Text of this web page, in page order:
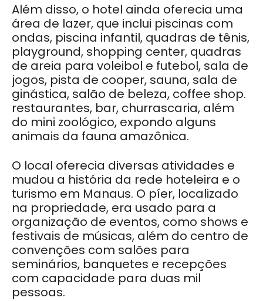
Além disso, o hotel ainda oferecia uma
área de lazer, que inclui piscinas com
ondas, piscina infantil, quadras de tênis,
playground, shopping center, quadras
de areia para voleibol e futebol, sala de
jogos, pista de cooper, sauna, sala de
ginástica, salão de beleza, coffee shop.
restaurantes, bar, churrascaria, além
do mini zoológico, expondo alguns
animais da fauna amazônica.
O local oferecia diversas atividades e
mudou a história da rede hoteleira e o
turismo em Manaus. O píer, localizado
na propriedade, era usado para a
organização de eventos, como shows e
festivais de músicas, além do centro de
convenções com salões para
seminários, banquetes e recepções
com capacidade para duas mil
pessoas.